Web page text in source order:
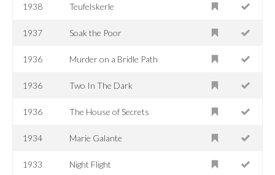
1938 Teufelskerle
1937 Soak the Poor
1936 Murder on a Bridle Path
1936 Two In The Dark
1936 The House of Secrets
1934 Marie Galante
1933 Night Flight